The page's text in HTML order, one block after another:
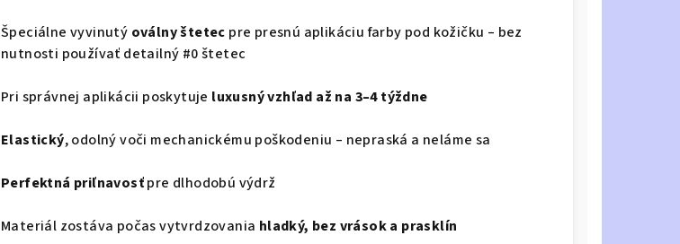
Špeciálne vyvinutý oválny štetec pre presnú aplikáciu farby pod kožičku – bez
nutnosti používať detailný #0 štetec
Pri správnej aplikácii poskytuje luxusný vzhľad až na 3–4 týždne
Elastický, odolný voči mechanickému poškodeniu – nepraská a neláme sa
Perfektná priľnavosťpre dlhodobú výdrž
Materiál zostáva počas vytvrdzovania hladký, bez vrások a prasklín